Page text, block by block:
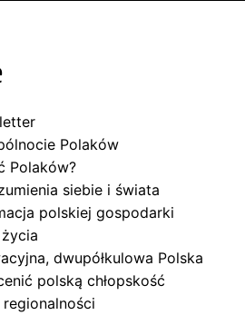
Polaków
Polaków?
siebie i świata
polskiej gospodarki
dwupółkulowa Polska
polską chłopskość
regionalności